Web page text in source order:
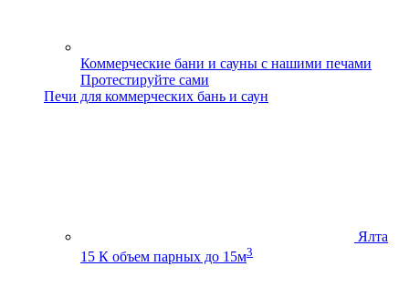
Коммерческие бани и сауны с нашими печами
Протестируйте сами
Печи для коммерческих бань и саун
Ялта
15 К объем парных до 15м3